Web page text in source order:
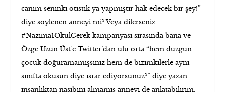
canım seninki otistik ya yapmıştır hak edecek bir şey!”
diye söylenen anneyi mi? Veya dilerseniz
#Nazıma1OkulGerek kampanyası sırasında bana ve
Özge Uzun Üst’e Twitter’dan ulu orta “hem düzgün
çocuk doğuramamışsınız hem de bizimkilerle aynı
sınıfta okusun diye ısrar ediyorsunuz?” diye yazan
insanlıktan nasibini almamış anneyi de anlatabilirim.